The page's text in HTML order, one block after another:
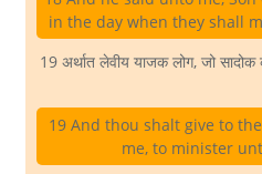
in the day when they shall
19 अर्थात लेवीय याजक लोग, जो
19 And thou shalt give to
me, to minister